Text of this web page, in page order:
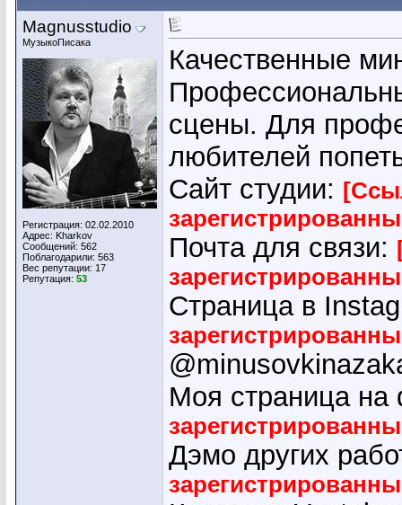
Magnusstudio
МузыкоПисака
Регистрация: 02.02.2010
Адрес: Kharkov
Сообщений: 562
Поблагодарили: 563
Вес репутации: 17
Репутация: 53
Качественные
сцены. Для
любителей
Сайт студии:
Почта для связи:
Страница в
Моя страница
Дэмо других